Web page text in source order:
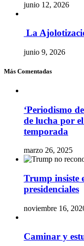
junio 12, 2026
La
junio 9, 2026
Más Comentadas
‘Periodismo
de lucha por
temporada
marzo 26, 2025
Trump insiste
presidenciales
noviembre 16,
Caminar y